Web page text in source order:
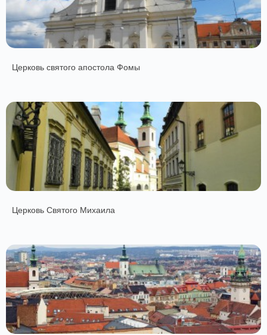
Церковь святого апостола Фомы
Церковь Святого Михаила